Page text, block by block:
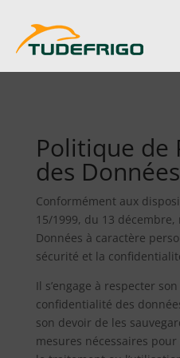
Politique de
des Données
Conformément aux
15/1999, du 13
Données à caractère
sécurité et la
Il s’engage à respecter
confidentialité des
son devoir de les
mesures nécessaires